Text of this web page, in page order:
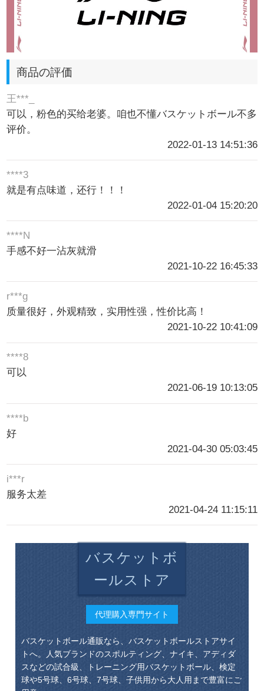
商品の評価
王***_
可以，粉色的买给老婆。咱也不懂バスケットボール不多
评价。
2022-01-13 14:51:36
****3
就是有点味道，还行！！！
2022-01-04 15:20:20
****N
手感不好一沾灰就滑
2021-10-22 16:45:33
r***g
质量很好，外观精致，实用性强，性价比高！
2021-10-22 10:41:09
****8
可以
2021-06-19 10:13:05
****b
好
2021-04-30 05:03:45
i***r
服务太差
2021-04-24 11:15:11
バスケットボ
ールストア
代理購入専門サイト
バスケットボール通販なら、バスケットボールストアサイ
トへ。人気ブランドのスポルティング、ナイキ、アディダ
スなどの試合級、トレーニング用バスケットボール、検定
球や5号球、6号球、7号球、子供用から大人用まで豊富にご